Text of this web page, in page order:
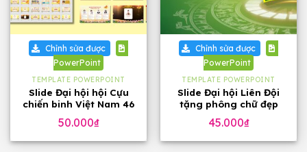
Chỉnh sửa được
PowerPoint
TEMPLATE POWERPOINT
Slide Đại hội hội Cựu
chiến binh Việt Nam 46
50.000₫
Chỉnh sửa được
PowerPoint
TEMPLATE POWERPOINT
Slide Đại hội Liên Đội
tặng phông chữ đẹp
45.000₫